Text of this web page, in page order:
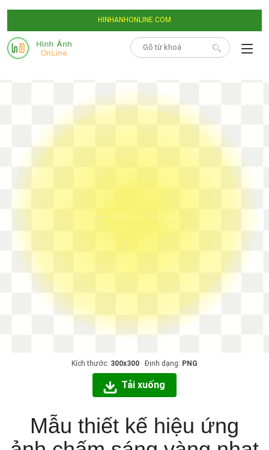
HINHANHONLINE.COM
Kích thước: 300x300 Định dạng: PNG
Tải xuống
Mẫu thiết kế hiệu ứng